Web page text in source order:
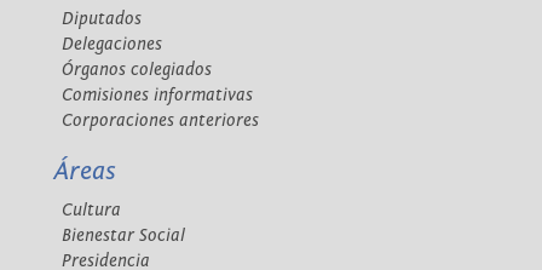
Diputados
Delegaciones
Órganos colegiados
Comisiones informativas
Corporaciones anteriores
Áreas
Cultura
Bienestar Social
Presidencia